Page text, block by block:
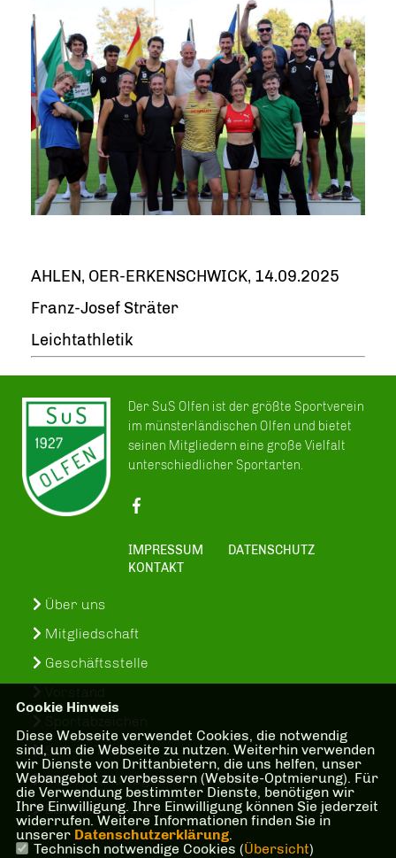
AHLEN, OER-ERKENSCHWICK, 14.09.2025
Franz-Josef Sträter
Leichtathletik
Der SuS Olfen ist der größte Sportverein
im münsterländischen Olfen und bietet
seinen Mitgliedern eine große Vielfalt
unterschiedlicher Sportarten.
IMPRESSUM
DATENSCHUTZ
KONTAKT
Über uns
Mitgliedschaft
Geschäftsstelle
Vorstand
Sportabzeichen
SuS-In-Treff
Kinder- und Jugenschutzkonzept
Bankverbindung
Cookie Hinweis
Diese Webseite verwendet Cookies, die notwendig
sind, um die Webseite zu nutzen. Weiterhin verwenden
wir Dienste von Drittanbietern, die uns helfen, unser
Webangebot zu verbessern (Website-Optmierung). Für
die Verwendung bestimmter Dienste, benötigen wir
Ihre Einwilligung. Ihre Einwilligung können Sie jederzeit
widerrufen. Weitere Informationen finden Sie in
unserer Datenschutzerklärung.
Technisch notwendige Cookies (Übersicht)